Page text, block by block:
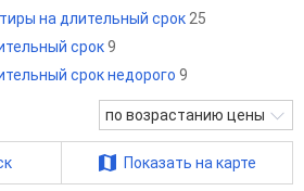
на длительный срок 25
срок9
срок недорого 9
по возрастанию цены
Показать на карте